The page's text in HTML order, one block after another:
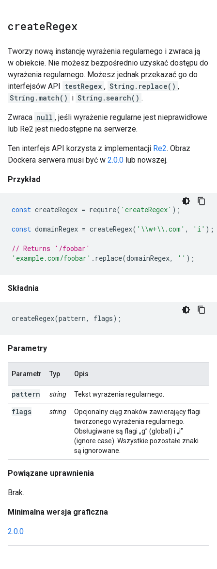
createRegex
Tworzy nową instancję wyrażenia regularnego i zwraca ją
w obiekcie. Nie możesz bezpośrednio uzyskać dostępu do
wyrażenia regularnego. Możesz jednak przekazać go do
interfejsów API testRegex , String.replace() ,
String.match() i String.search() .
Zwraca null , jeśli wyrażenie regularne jest nieprawidłowe
lub Re2 jest niedostępne na serwerze.
Ten interfejs API korzysta z implementacji Re2. Obraz
Dockera serwera musi być w 2.0.0 lub nowszej.
Przykład
const createRegex = require( 'createRegex' );
const domainRegex = createRegex( '\\w+\\.com' , 'i' );
// Returns '/foobar'
'example.com/foobar' . replace(domainRegex, '' );
Składnia
createRegex(pattern, flags);
Parametry
Parametr Typ Opis
pattern string Tekst wyrażenia regularnego.
flags string
Opcjonalny ciąg znaków zawierający flagi
tworzonego wyrażenia regularnego.
Obsługiwane są flagi „g” (global) i „i”
(ignore case). Wszystkie pozostałe znaki
są ignorowane.
Powiązane uprawnienia
Brak.
Minimalna wersja graficzna
2.0.0